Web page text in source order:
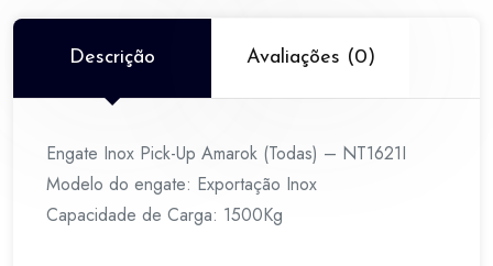
quantidade
Descrição Avaliações (0)
Engate Inox Pick-Up Amarok (Todas) – NT1621I
Modelo do engate: Exportação Inox
Capacidade de Carga: 1500Kg